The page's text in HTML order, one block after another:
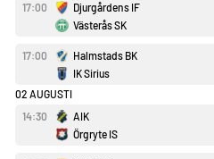
17:00
Djurgårdens IF
Västerås SK
17:00 Halmstads BK
IK Sirius
02 AUGUSTI
14:30
AIK
Örgryte IS